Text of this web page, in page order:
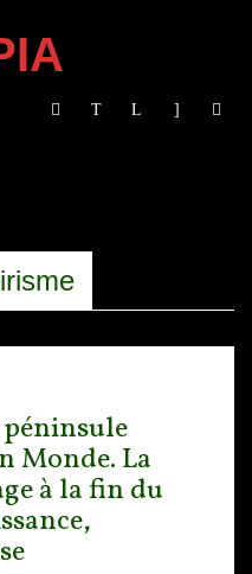
Monde. La
à la fin du